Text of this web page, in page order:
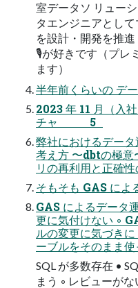
室データソ リュー
タエンジニアとし
を設計・開発を推
🎙が好きです（プレ
ます）
半年前くらいの デ
2023 年 11 月（入
チャ 5
弊社におけるデー
考え方 〜dbtの極
リの再利用と正確
そもそも GAS によ
GAS によるデータ
更に気付けない ◦
ルの変更に気づき
ーブルをそのまま使
SQL が多数存在 •
まう ◦ レビューが